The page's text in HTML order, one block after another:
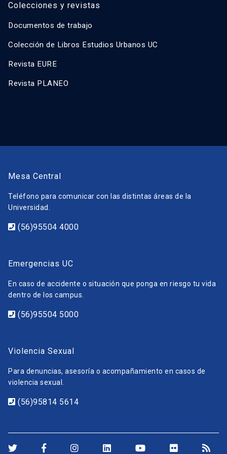
Colecciones y revistas
Documentos de trabajo
Colección de Libros Estudios Urbanos UC
Revista EURE
Revista PLANEO
Mesa Central
Teléfono para comunicar con las distintas áreas de la
Universidad.
(56)95504 4000
Emergencias UC
En caso de accidente o situación que ponga en riesgo tu vida
dentro de los campus.
(56)95504 5000
Violencia Sexual
Para denuncias, asesoría o acompañamiento en casos de
violencia sexual.
(56)95814 5614